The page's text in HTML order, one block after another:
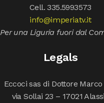
Cell. 335.5993573
info@imperiatv.it
Per una Liguria fuori dal
Legals
Eccoci sas di Dottore Marco
via Sollai 23 – 17021